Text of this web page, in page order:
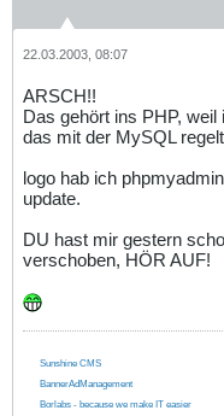
22.03.2003, 08:07
ARSCH!!
Das gehört ins PHP,
das mit der MySQL
logo hab ich
update.
DU hast mir gestern
verschoben, HÖR AUF!
Sunshine CMS
BannerAdManagement
Borlabs - because we make IT easier